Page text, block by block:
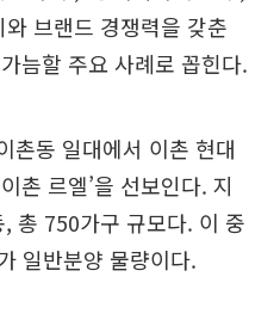
와 브랜드 경쟁력을 갖춘
늠할 주요 사례로 꼽힌다.
촌동 일대에서 이촌 현대
촌 르엘’을 선보인다. 지
총 750가구 규모다. 이 중
일반분양 물량이다.